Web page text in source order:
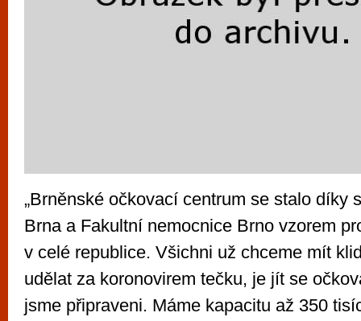
„Brněnské očkovací centrum se stalo díky
Brna a Fakultní nemocnice Brno vzorem
v celé republice. Všichni už chceme mít
udělat za koronovirem tečku, je jít se
jsme připraveni. Máme kapacitu až 350